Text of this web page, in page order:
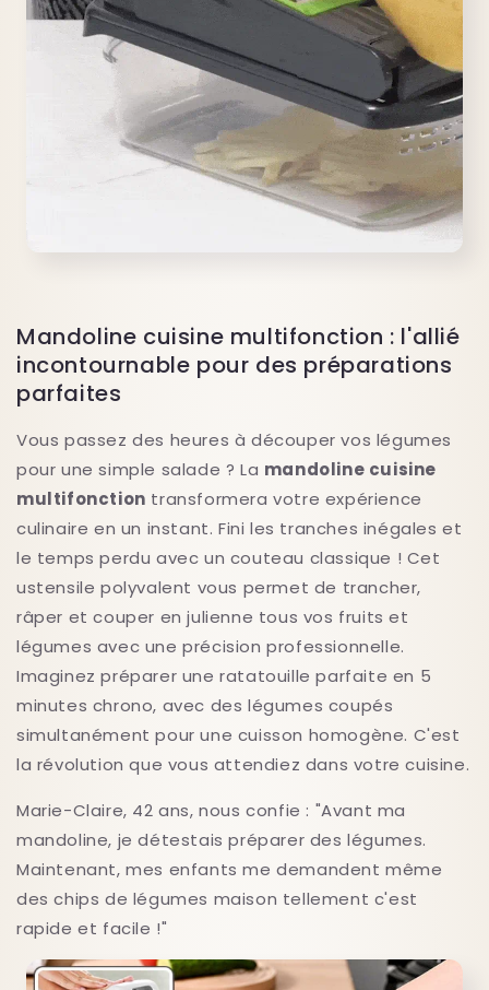
Mandoline cuisine multifonction : l'allié
incontournable pour des préparations
parfaites
Vous passez des heures à découper vos légumes
pour une simple salade ? La mandoline cuisine
multifonction transformera votre expérience
culinaire en un instant. Fini les tranches inégales et
le temps perdu avec un couteau classique ! Cet
ustensile polyvalent vous permet de trancher,
râper et couper en julienne tous vos fruits et
légumes avec une précision professionnelle.
Imaginez préparer une ratatouille parfaite en 5
minutes chrono, avec des légumes coupés
simultanément pour une cuisson homogène. C'est
la révolution que vous attendiez dans votre cuisine.
Marie-Claire, 42 ans, nous confie : "Avant ma
mandoline, je détestais préparer des légumes.
Maintenant, mes enfants me demandent même
des chips de légumes maison tellement c'est
rapide et facile !"